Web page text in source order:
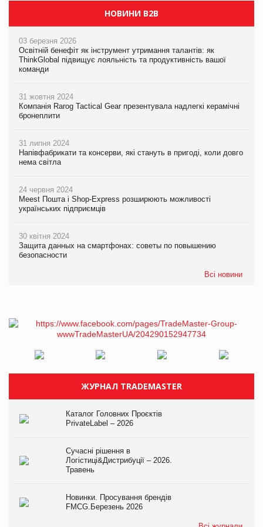
НОВИНИ B2B
03 березня 2026
Освітній бенефіт як інструмент утримання талантів: як
ThinkGlobal підвищує лояльність та продуктивність вашої
команди
31 жовтня 2024
Компанія Rarog Tactical Gear презентувала надлегкі керамічні
бронеплити
31 липня 2024
Напівфабрикати та консерви, які стануть в пригоді, коли довго
нема світла
24 червня 2024
Meest Пошта і Shop-Express розширюють можливості
українських підприємців
30 квітня 2024
Защита данных на смартфонах: советы по повышению
безопасности
Всі новини
ЖУРНАЛ TRADEMASTER
Каталог Головних Проєктів
PrivateLabel – 2026
Сучасні рішення в
Логістиці&Дистрибуції – 2026.
Травень
Новинки. Просування брендів
FMCG.Березень 2026